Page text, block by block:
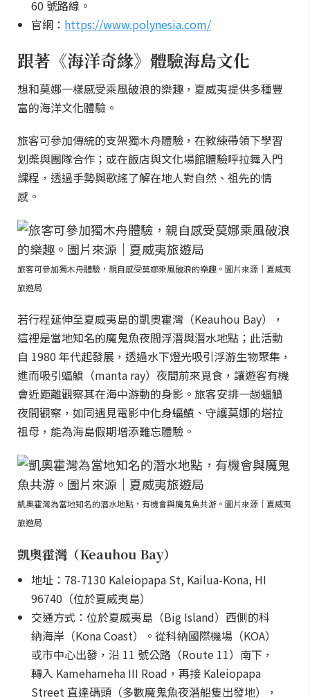
60 號路線。
官網： https://www.polynesia.com/
跟著《海洋奇緣》體驗海島文化
想和莫娜一樣感受乘風破浪的樂趣，夏威夷提供多種豐
富的海洋文化體驗。
旅客可參加傳統的支架獨木舟體驗，在教練帶領下學習
划槳與團隊合作；或在飯店與文化場館體驗呼拉舞入門
課程，透過手勢與歌謠了解在地人對自然、祖先的情
感。
旅客可參加獨木舟體驗，親自感受莫娜乘風破浪的樂趣。圖片來源｜夏威夷
旅遊局
若行程延伸至夏威夷島的凱奧霍灣（Keauhou Bay），
這裡是當地知名的魔鬼魚夜間浮潛與潛水地點；此活動
自 1980 年代起發展，透過水下燈光吸引浮游生物聚集，
進而吸引蝠鱝（manta ray）夜間前來覓食，讓遊客有機
會近距離觀察其在海中游動的身影。旅客安排一趟蝠鱝
夜間觀察，如同遇見電影中化身蝠鱝、守護莫娜的塔拉
祖母，能為海島假期增添難忘體驗。
凱奧霍灣為當地知名的潛水地點，有機會與魔鬼魚共游。圖片來源｜夏威夷
旅遊局
凱奧霍灣（Keauhou Bay）
地址：78-7130 Kaleiopapa St, Kailua-Kona, HI
96740（位於夏威夷島）
交通方式：位於夏威夷島（Big Island）西側的科
納海岸（Kona Coast）。從科納國際機場（KOA）
或市中心出發，沿 11 號公路（Route 11）南下，
轉入 Kamehameha III Road，再接 Kaleiopapa
Street 直達碼頭（多數魔鬼魚夜潛船隻出發地），